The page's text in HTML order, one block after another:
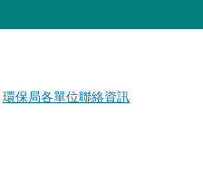
環保局各單位聯絡資訊